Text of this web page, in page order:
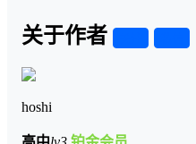
关于作者
hoshi